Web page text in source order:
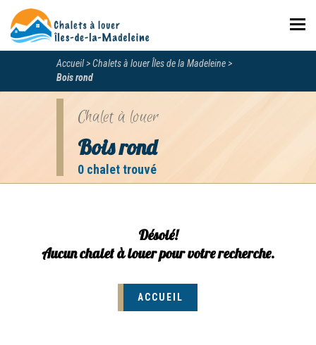
Accueil
Chalets à louer Îles de la Madeleine
Bois rond
Chalet à louer
Bois rond
0 chalet trouvé
Désolé!
Aucun chalet à louer pour votre recherche.
ACCUEIL